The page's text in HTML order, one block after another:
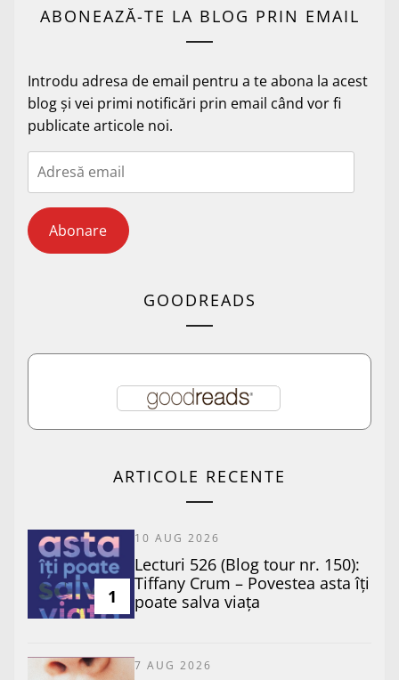
ABONEAZĂ-TE LA BLOG PRIN EMAIL
Introdu adresa de email pentru a te abona la acest
blog și vei primi notificări prin email când vor fi
publicate articole noi.
Adresă
email
Abonare
GOODREADS
ARTICOLE RECENTE
1
10 AUG 2026
Lecturi 526 (Blog tour nr. 150):
Tiffany Crum – Povestea asta îți
poate salva viața
7 AUG 2026